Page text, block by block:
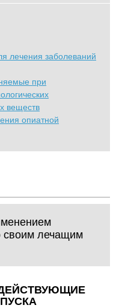
лечения заболеваний
при
веществ
опиатной
своим лечащим